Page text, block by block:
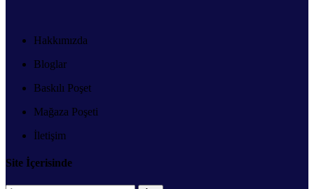
Hakkımızda
Bloglar
Baskılı Poşet
Mağaza Poşeti
İletişim
Site İçerisinde